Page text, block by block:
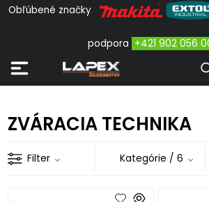
Obľúbené značky
podpora +421 902 056
ZVÁRACIA TECHNIKA
Filter Kategórie / 6